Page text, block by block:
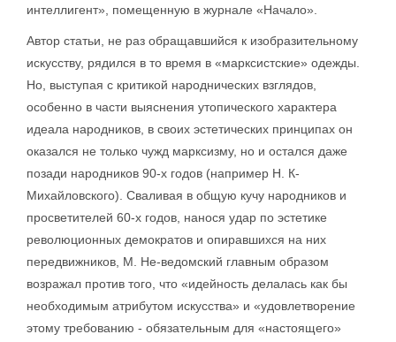
интеллигент», помещенную в журнале «Начало».
Автор статьи, не раз обращавшийся к изобразительному
искусству, рядился в то время в «марксистские» одежды.
Но, выступая с критикой народнических взглядов,
особенно в части выяснения утопического характера
идеала народников, в своих эстетических принципах он
оказался не только чужд марксизму, но и остался даже
позади народников 90-х годов (например Н. К-
Михайловского). Сваливая в общую кучу народников и
просветителей 60-х годов, нанося удар по эстетике
революционных демократов и опиравшихся на них
передвижников, М. Не-ведомский главным образом
возражал против того, что «идейность делалась как бы
необходимым атрибутом искусства» и «удовлетворение
этому требованию - обязательным для «настоящего»